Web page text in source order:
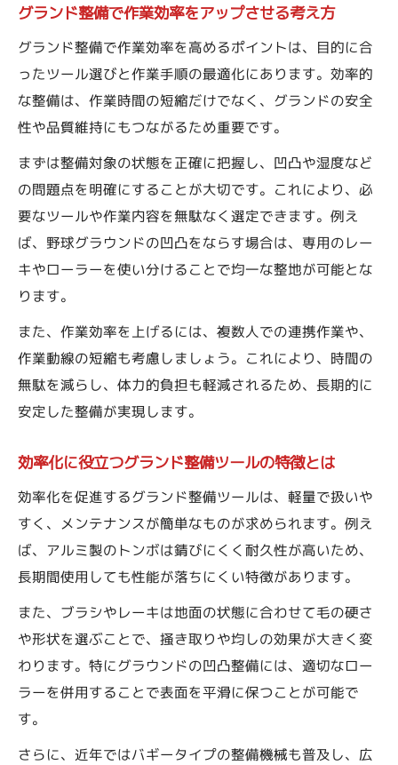
グランド整備で作業効率をアップさせる考え方
グランド整備で作業効率を高めるポイントは、目的に合
ったツール選びと作業手順の最適化にあります。効率的
な整備は、作業時間の短縮だけでなく、グランドの安全
性や品質維持にもつながるため重要です。
まずは整備対象の状態を正確に把握し、凹凸や湿度など
の問題点を明確にすることが大切です。これにより、必
要なツールや作業内容を無駄なく選定できます。例え
ば、野球グラウンドの凹凸をならす場合は、専用のレー
キやローラーを使い分けることで均一な整地が可能とな
ります。
また、作業効率を上げるには、複数人での連携作業や、
作業動線の短縮も考慮しましょう。これにより、時間の
無駄を減らし、体力的負担も軽減されるため、長期的に
安定した整備が実現します。
効率化に役立つグランド整備ツールの特徴とは
効率化を促進するグランド整備ツールは、軽量で扱いや
すく、メンテナンスが簡単なものが求められます。例え
ば、アルミ製のトンボは錆びにくく耐久性が高いため、
長期間使用しても性能が落ちにくい特徴があります。
また、ブラシやレーキは地面の状態に合わせて毛の硬さ
や形状を選ぶことで、掻き取りや均しの効果が大きく変
わります。特にグラウンドの凹凸整備には、適切なロー
ラーを併用することで表面を平滑に保つことが可能で
す。
さらに、近年ではバギータイプの整備機械も普及し、広